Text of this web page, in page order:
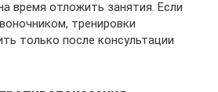
время отложить занятия. Если
тренировки
только после консультации